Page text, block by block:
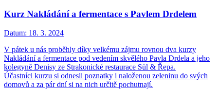
Kurz Nakládání a fermentace s Pavlem Drdelem
Datum: 18. 3. 2024
V pátek u nás proběhly díky velkému zájmu rovnou dva kurzy
Nakládání a fermentace pod vedením skvělého Pavla Drdela a jeho
kolegyně Denisy ze Strakonické restaurace Sůl & Řepa.
Účastníci kurzu si odnesli poznatky i naloženou zeleninu do svých
domovů a za pár dní si na nich určitě pochutnají.